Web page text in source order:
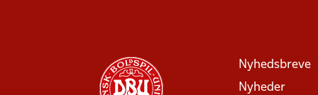
Nyhedsbreve
Nyheder